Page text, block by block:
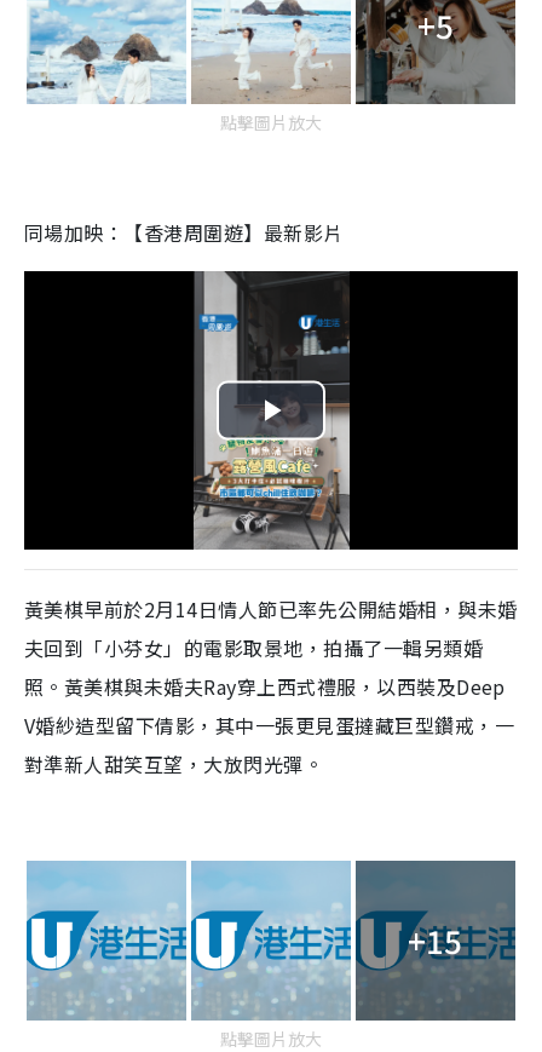
+5
點擊圖片放大
同場加映：【香港周圍遊】最新影片
P
l
a
y
V
i
d
o
黃美棋早前於2月14日情人節已率先公開結婚相，與未婚
夫回到「小芬女」的電影取景地，拍攝了一輯另類婚
照。黃美棋與未婚夫Ray穿上西式禮服，以西裝及Deep
V婚紗造型留下倩影，其中一張更見蛋撻藏巨型鑽戒，一
對準新人甜笑互望，大放閃光彈。
+15
點擊圖片放大